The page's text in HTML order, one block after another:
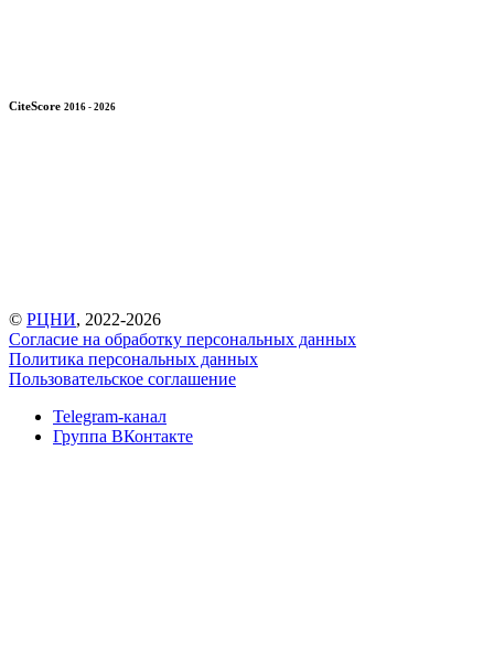
CiteScore 2016 - 2026
© РЦНИ, 2022-2026
Согласие на обработку персональных данных
Политика персональных данных
Пользовательское соглашение
Telegram-канал
Группа ВКонтакте